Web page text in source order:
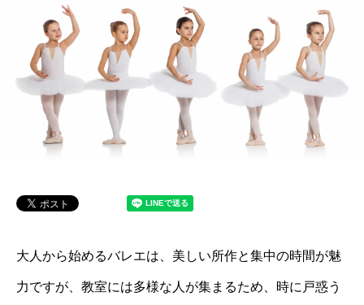
大人から始めるバレエは、美しい所作と集中の時間が魅
力ですが、教室には多様な人が集まるため、時に戸惑う